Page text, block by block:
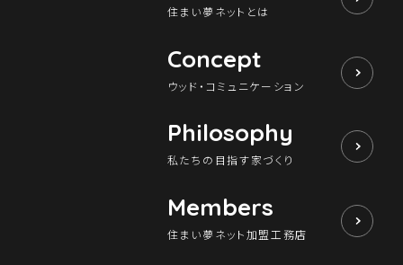
住まい夢ネットとは
Concept
ウッド・コミュニケーション
Philosophy
私たちの目指す家づくり
Members
住まい夢ネット加盟工務店